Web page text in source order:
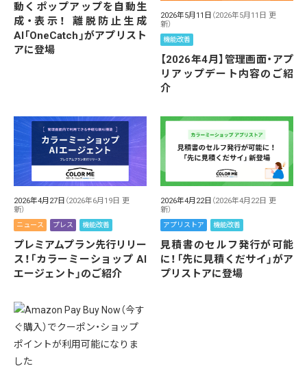
動くポップアップを自動生
成・表示！ 離脱防止生成
AI「OneCatch」がアプリスト
アに登場
2026年5月11日 （2026年5月11日 更
新）
機能改善
【2026年4月】管理画面・アプ
リアップデート内容のご紹
介
2026年4月27日 （2026年6月19日 更
新）
ニュース プレス 機能改善
プレミアムプラン先行リリー
ス！「カラーミーショップ AI
エージェント」のご紹介
2026年4月22日 （2026年4月22日 更
新）
アプリストア 機能改善
見積書のセルフ発行が可能
に！「先に見積くだサイ」がア
プリストアに登場